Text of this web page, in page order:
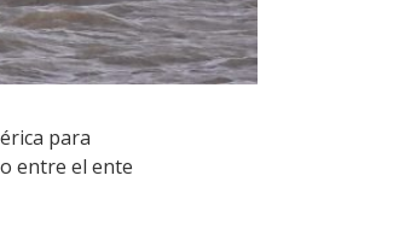
para
entre el ente